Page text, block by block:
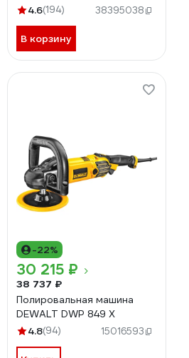
1100 Вт 085-1063
4.6(194) 38395038
В корзину
-22%
30 215 ₽
38 737 ₽
Полировальная машина
DEWALT DWP 849 X
4.8(94) 15016593